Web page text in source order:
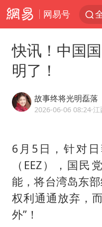
网易号
快讯！中国
明了！
故事终将光明磊落
2026-06-06 08:24·江
6月5日，针对
（EEZ），国民
能，将台湾岛东
权利通通放弃，
外”！